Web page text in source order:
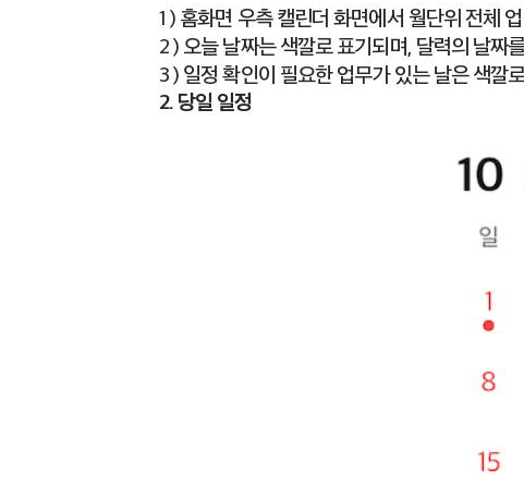
1 ) 홈화면 우측 캘린더 화면에서 월단위 전체
2 ) 오늘 날짜는 색깔로 표기되며, 달력의 날짜
3 ) 일정 확인이 필요한 업무가 있는 날은 색깔
2. 당일 일정